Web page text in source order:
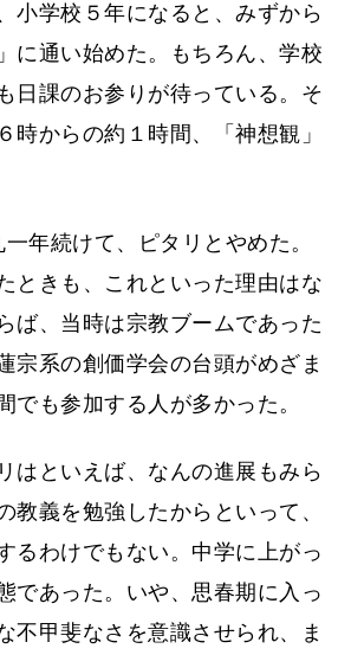
小学校５年になると、みずから
に通い始めた。もちろん、学校
日課のお参りが待っている。そ
時からの約１時間、「神想観」
年続けて、ピタリとやめた。
ときも、これといった理由はな
ば、当時は宗教ブームであった
宗系の創価学会の台頭がめざま
でも参加する人が多かった。
はといえば、なんの進展もみら
教義を勉強したからといって、
るわけでもない。中学に上がっ
であった。いや、思春期に入っ
不甲斐なさを意識させられ、ま